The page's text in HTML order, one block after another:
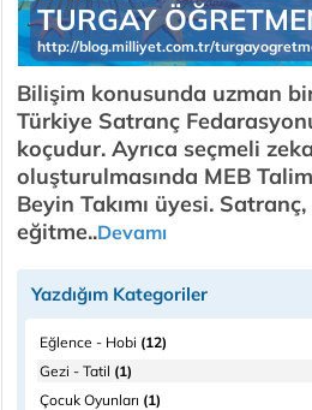
TURGAY
http://blog.milliyet.com.tr/
Bilişim konusunda uzman
Türkiye Satranç
koçudur. Ayrıca seçmeli
oluşturulmasında MEB
Beyin Takımı üyesi.
eğitme..Devamı
Yazdığım Kategoriler
Eğlence - Hobi (12)
Gezi - Tatil (1)
Çocuk Oyunları (1)